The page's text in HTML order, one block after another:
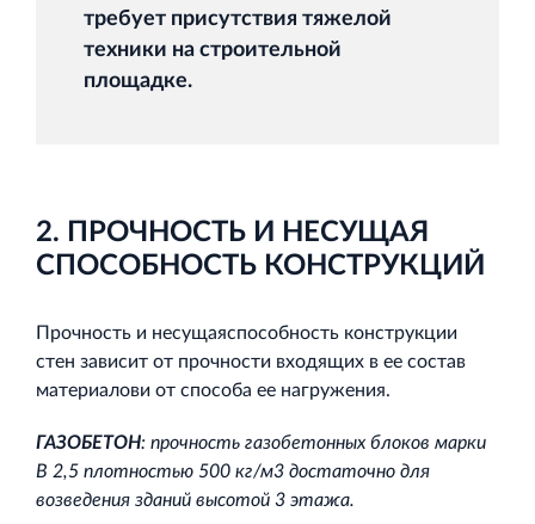
требует присутствия тяжелой
техники на строительной
площадке.
2. ПРОЧНОСТЬ И НЕСУЩАЯ
СПОСОБНОСТЬ КОНСТРУКЦИЙ
Прочность и несущаяспособность конструкции
стен зависит от прочности входящих в ее состав
материалови от способа ее нагружения.
ГАЗОБЕТОН: прочность газобетонных блоков марки
В 2,5 плотностью 500 кг/м3 достаточно для
возведения зданий высотой 3 этажа.